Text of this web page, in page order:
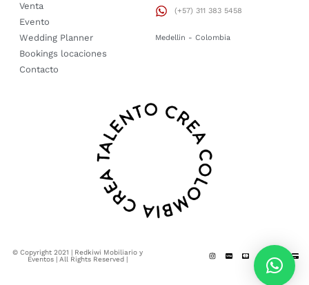
Venta
Evento
Wedding Planner
Bookings locaciones
Contacto
(+57) 311 383 5458
Medellin - Colombia
© Copyright 2021 | Redkiwi Mobiliario y
Eventos | All Rights Reserved |